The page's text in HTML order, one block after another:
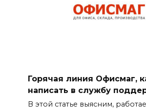
Горячая линия Офисмаг,
написать в службу
В этой статье выясним,